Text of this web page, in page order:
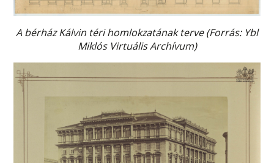
A bérház Kálvin téri homlokzatának terve (Forrás: Ybl
Miklós Virtuális Archívum)